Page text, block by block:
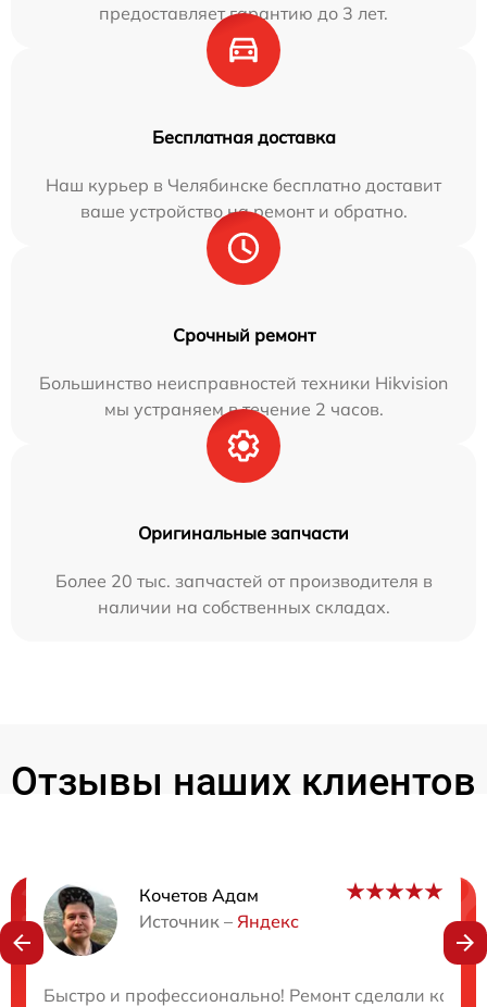
предоставляет гарантию до 3 лет.
Бесплатная доставка
Наш курьер в Челябинске бесплатно доставит
ваше устройство на ремонт и обратно.
Срочный ремонт
Большинство неисправностей техники Hikvision
мы устраняем в течение 2 часов.
Оригинальные запчасти
Более 20 тыс. запчастей от производителя в
наличии на собственных складах.
Отзывы наших клиентов
Кочетов Адам
Источник – Яндекс
Быстро и профессионально! Ремонт сделали
Нужна консультация?